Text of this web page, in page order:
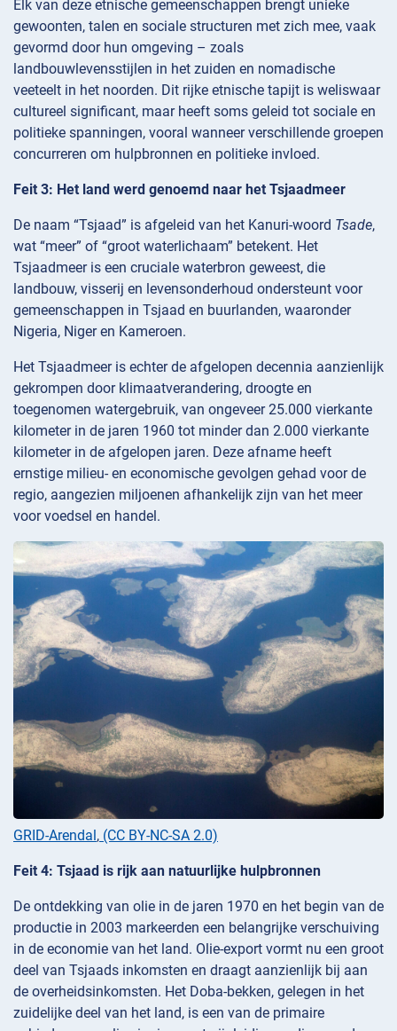
Elk van deze etnische gemeenschappen brengt unieke
gewoonten, talen en sociale structuren met zich mee, vaak
gevormd door hun omgeving – zoals
landbouwlevensstijlen in het zuiden en nomadische
veeteelt in het noorden. Dit rijke etnische tapijt is weliswaar
cultureel significant, maar heeft soms geleid tot sociale en
politieke spanningen, vooral wanneer verschillende groepen
concurreren om hulpbronnen en politieke invloed.
Feit 3: Het land werd genoemd naar het Tsjaadmeer
De naam “Tsjaad” is afgeleid van het Kanuri-woord Tsade,
wat “meer” of “groot waterlichaam” betekent. Het
Tsjaadmeer is een cruciale waterbron geweest, die
landbouw, visserij en levensonderhoud ondersteunt voor
gemeenschappen in Tsjaad en buurlanden, waaronder
Nigeria, Niger en Kameroen.
Het Tsjaadmeer is echter de afgelopen decennia aanzienlijk
gekrompen door klimaatverandering, droogte en
toegenomen watergebruik, van ongeveer 25.000 vierkante
kilometer in de jaren 1960 tot minder dan 2.000 vierkante
kilometer in de afgelopen jaren. Deze afname heeft
ernstige milieu- en economische gevolgen gehad voor de
regio, aangezien miljoenen afhankelijk zijn van het meer
voor voedsel en handel.
GRID-Arendal, (CC BY-NC-SA 2.0)
Feit 4: Tsjaad is rijk aan natuurlijke hulpbronnen
De ontdekking van olie in de jaren 1970 en het begin van de
productie in 2003 markeerden een belangrijke verschuiving
in de economie van het land. Olie-export vormt nu een groot
deel van Tsjaads inkomsten en draagt aanzienlijk bij aan
de overheidsinkomsten. Het Doba-bekken, gelegen in het
zuidelijke deel van het land, is een van de primaire